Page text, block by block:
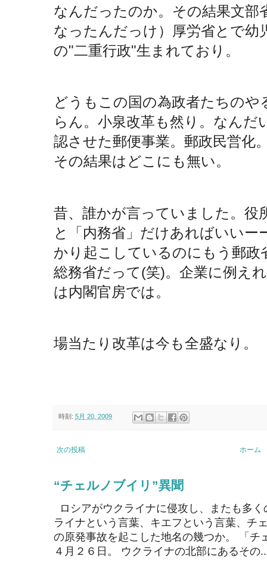
なんだったのか。その結果文部
なったんだっけ）厚労省とで幼
の"二重行政"生まれており。
どうもこの国の為政者たちの
らん。小泉改革も然り。なんだ
認させた郵便事業。郵政民営化
その結果はどこにも無い。
昔、誰かが言っていました。役
と「内務省」だけあればいいー
かり起こしているのにもう郵政
総務省だって(笑)。企業に例え
は内閣官房では。
場当たり改革は今も全盛なり。
時刻: 5月 20, 2009
次の投稿 ホーム
“チェルノブイリ”異聞
ロシアがウクライナに侵攻し、またも多
ライナという言葉、キエフという言葉、チ
の原発事故を起こした地名の幾つか。 「チ
４月２６日。 ウクライナの北部にあるその